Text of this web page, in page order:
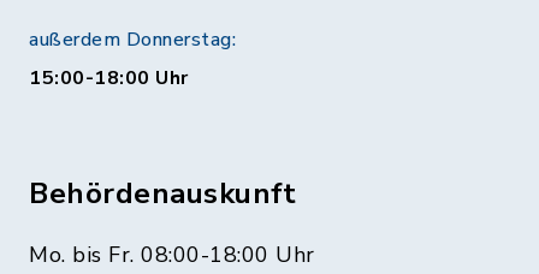
außerdem Donnerstag:
15:00-18:00 Uhr
Behördenauskunft
Mo. bis Fr. 08:00-18:00 Uhr